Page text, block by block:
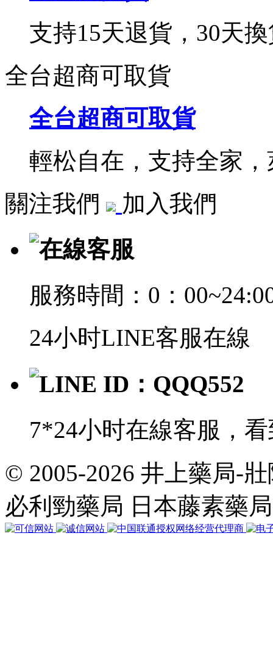
支持15天退貨，30天
全台超商可取貨
全台超商可取貨
輕松自在，支持全家
關注我們
加入我們
在線客服
服務時間：0：
24小时LINE客服在線
LINE ID：QQQ552
7*24小时在線客服，
共
行
35
個
查
© 2005-2026 井上藥局-
必利勁藥局 日本藤素藥